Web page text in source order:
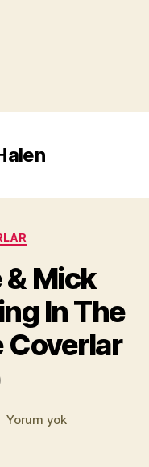
& Mick
In The
Coverlar
r
u
Yorum yokDavid